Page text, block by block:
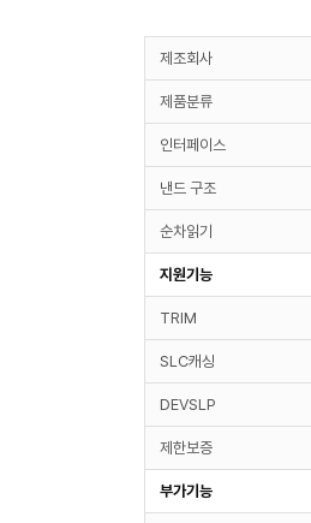
제조회사
제품분류
인터페이스
낸드 구조
순차읽기
지원기능
TRIM
SLC캐싱
DEVSLP
제한보증
부가기능